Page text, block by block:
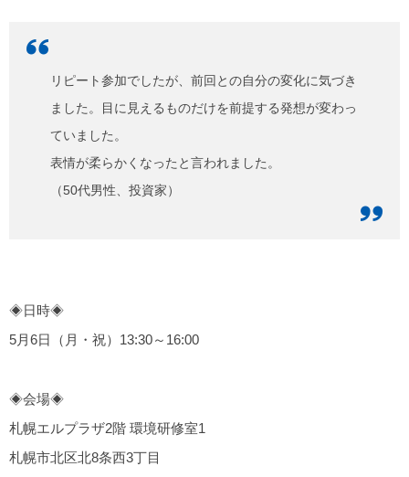
リピート参加でしたが、前回との自分の変化に気づき
ました。目に見えるものだけを前提する発想が変わっ
ていました。
表情が柔らかくなったと言われました。
（50代男性、投資家）
◈日時◈
5月6日（月・祝）13:30～16:00
◈会場◈
札幌エルプラザ2階 環境研修室1
札幌市北区北8条西3丁目